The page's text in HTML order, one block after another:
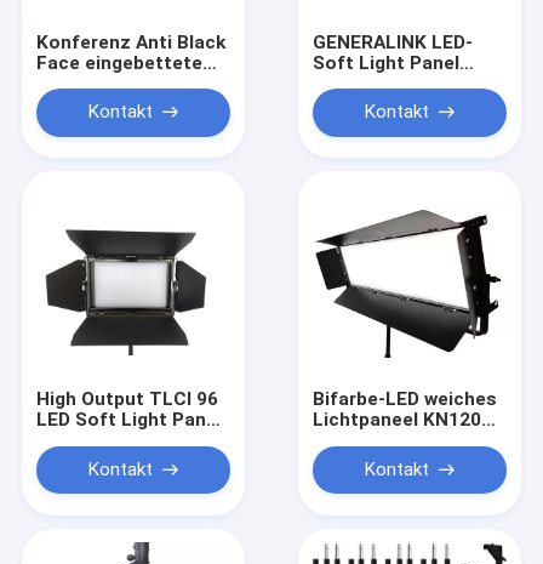
Konferenz Anti Black
Face eingebettete
elektrische Flip-
Oberflächenlicht
Kontakt
GENERALINK LED-
Soft Light Panel
120W für die
Beleuchtung von
Studios ((Pole-
Kontakt
High Output TLCI 96
LED Soft Light Panel
Beleuchtung von
Studios ((Pole-
Kontakt
Bifarbe-LED weiches
Lichtpaneel KN120AS
und Studio-
Beleuchtung
Kontakt